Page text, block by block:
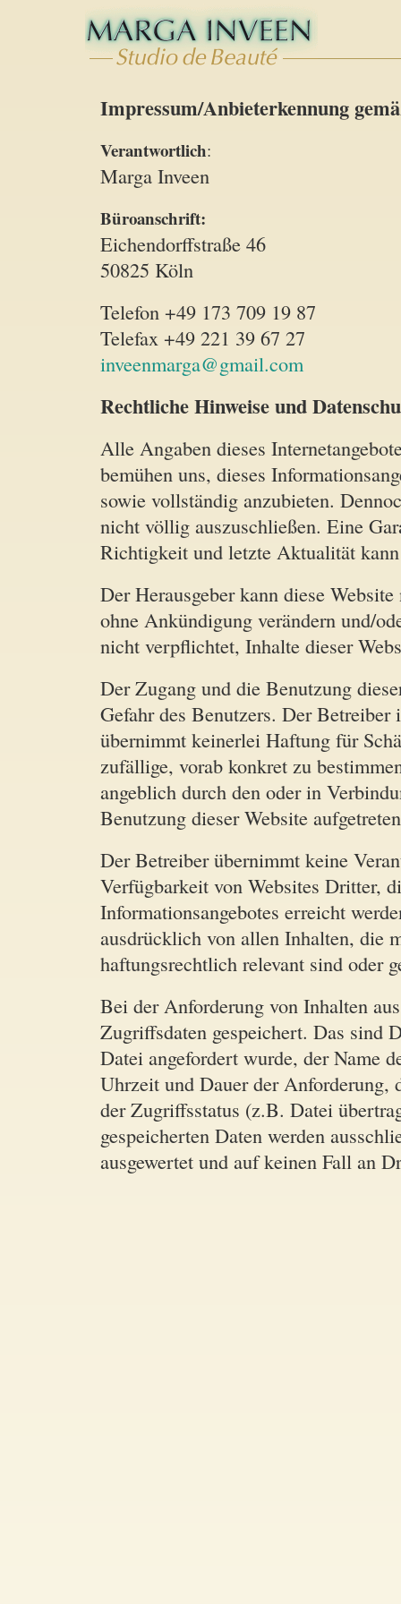
Impressum/Anbieterkennung
Verantwortlich:
Marga Inveen
Büroanschrift:
Eichendorffstraße 46
50825 Köln
Telefon +49 173 709 19 87
Telefax +49 221 39 67 27
inveenmarga@gmail.com
Rechtliche Hinweise und
Alle Angaben dieses
bemühen uns, dieses
sowie vollständig anzubieten.
nicht völlig auszuschließen. Eine
Richtigkeit und letzte Aktualität
Der Herausgeber kann diese
ohne Ankündigung verändern und/
nicht verpflichtet, Inhalte dieser
Der Zugang und die Benutzung
Gefahr des Benutzers. Der
übernimmt keinerlei Haftung für
zufällige, vorab konkret zu
angeblich durch den oder in
Benutzung dieser Website
Der Betreiber übernimmt keine
Verfügbarkeit von Websites Dritter,
Informationsangebotes erreicht
ausdrücklich von allen Inhalten, die
haftungsrechtlich relevant sind oder
Bei der Anforderung von Inhalten
Zugriffsdaten gespeichert. Das sind
Datei angefordert wurde, der Name
Uhrzeit und Dauer der Anforderung,
der Zugriffsstatus (z.B. Datei
gespeicherten Daten werden
ausgewertet und auf keinen Fall an